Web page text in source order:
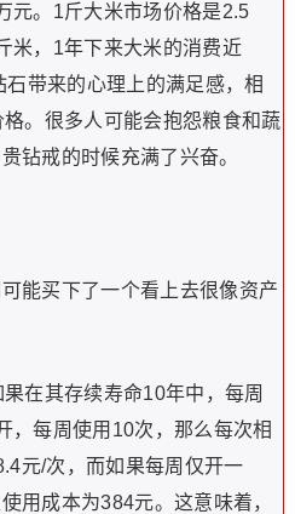
元。1斤大米市场价格是2.5
米，1年下来大米的消费近
带来的心理上的满足感，相
。很多人可能会抱怨粮食和蔬
钻戒的时候充满了兴奋。
能买下了一个看上去很像资产
在其存续寿命10年中，每周
，每周使用10次，那么每次相
元/次，而如果每周仅开一
用成本为384元。这意味着，